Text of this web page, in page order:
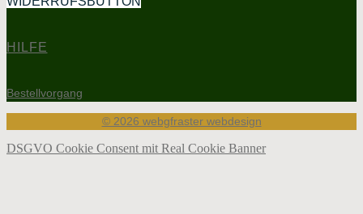
HILFE
Bestellvorgang
© 2026 webgfraster webdesign
DSGVO Cookie Consent mit Real Cookie Banner